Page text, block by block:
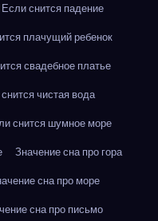
Если снится падение
плачущий ребенок
свадебное платье
чистая вода
снится шумное море
Значение сна про гора
сна про море
сна про письмо